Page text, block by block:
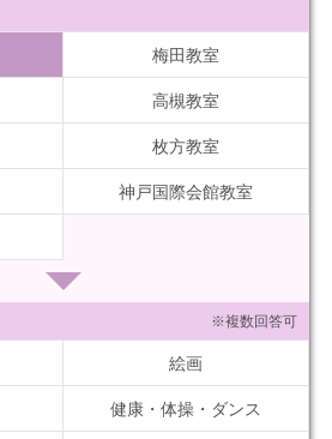
梅田教室
高槻教室
枚方教室
神戸国際会館教室
※複数回答可
絵画
健康・体操・ダンス